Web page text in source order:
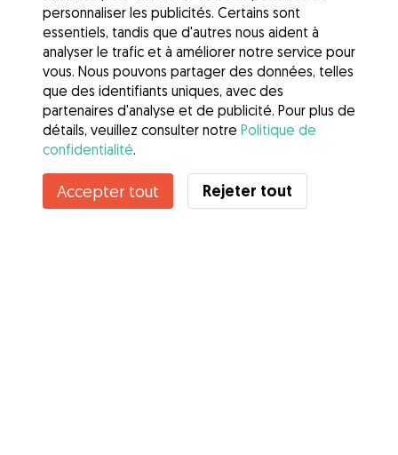
personnaliser les publicités. Certains sont
essentiels, tandis que d'autres nous aident à
analyser le trafic et à améliorer notre service pour
vous. Nous pouvons partager des données, telles
que des identifiants uniques, avec des
partenaires d'analyse et de publicité. Pour plus de
détails, veuillez consulter notre Politique de
confidentialité.
Accepter tout Rejeter tout